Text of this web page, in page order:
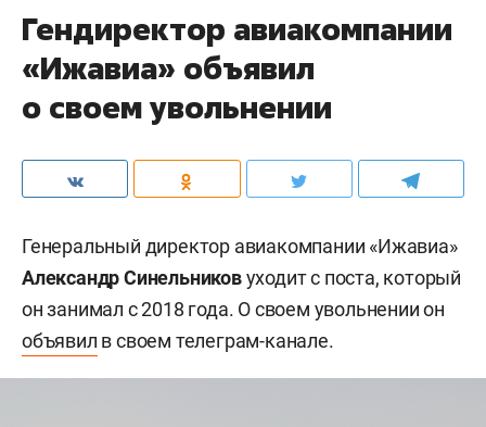
Гендиректор авиакомпании
«Ижавиа» объявил
о своем увольнении
Генеральный директор авиакомпании «Ижавиа»
Александр Синельниковуходит с поста, который
он занимал с 2018 года. О своем увольнении он
объявил в своем телеграм-канале.